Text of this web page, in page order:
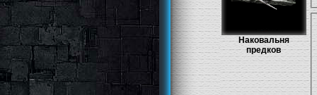
Наковальня
предков